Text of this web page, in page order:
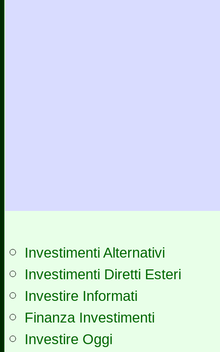
Investimenti Alternativi
Investimenti Diretti Esteri
Investire Informati
Finanza Investimenti
Investire Oggi